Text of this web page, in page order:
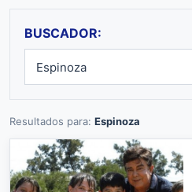
BUSCADOR:
Resultados para: Espinoza